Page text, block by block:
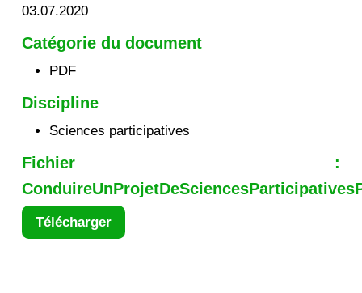
03.07.2020
Catégorie du document
PDF
Discipline
Sciences participatives
Fichier :
Télécharger